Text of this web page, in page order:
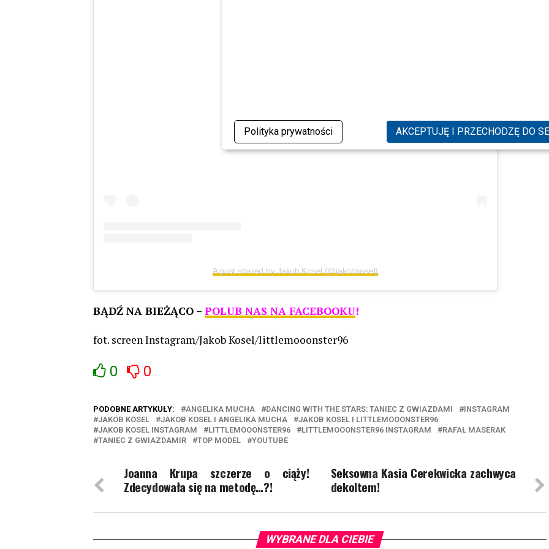
Polityka prywatności AKCEPTUJĘ I PRZECHODZĘ DO
A post shared by Jakob Kosel (@jakobkosel)
BĄDŹ NA BIEŻĄCO – POLUB NAS NA FACEBOOKU!
fot. screen Instagram/Jakob Kosel/littlemooonster96
0 0
PODOBNE ARTYKUŁY: ANGELIKA MUCHA DANCING WITH THE STARS: TANIEC Z GWIAZDAMI
INSTAGRAM
JAKOB KOSEL
JAKOB KOSEL I ANGELIKA MUCHA
JAKOB KOSEL I LITTLEMOOONSTER96
JAKOB KOSEL INSTAGRAM
LITTLEMOOONSTER96 LITTLEMOOONSTER96 INSTAGRAM
RAFAŁ MASERAK
TANIEC Z GWIAZDAMIR
TOP MODEL YOUTUBE
Seksowna Kasia Cerekwicka zachwyca
dekoltem!
Joanna Krupa szczerze o ciąży!
Zdecydowała się na metodę…?!
WYBRANE DLA CIEBIE